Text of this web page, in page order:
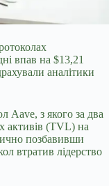
впав на $13,21
аналітики
Aave, з якого за два
активів (TVL) на
позбавивши
втратив лідерство